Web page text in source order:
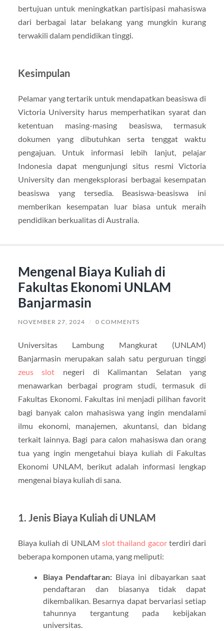
bertujuan untuk meningkatkan partisipasi mahasiswa
dari berbagai latar belakang yang mungkin kurang
terwakili dalam pendidikan tinggi.
Kesimpulan
Pelamar yang tertarik untuk mendapatkan beasiswa di
Victoria University harus memperhatikan syarat dan
ketentuan masing-masing beasiswa, termasuk
dokumen yang dibutuhkan serta tenggat waktu
pengajuan. Untuk informasi lebih lanjut, pelajar
Indonesia dapat mengunjungi situs resmi Victoria
University dan mengeksplorasi berbagai kesempatan
beasiswa yang tersedia. Beasiswa-beasiswa ini
memberikan kesempatan luar biasa untuk meraih
pendidikan berkualitas di Australia.
Mengenal Biaya Kuliah di
Fakultas Ekonomi UNLAM
Banjarmasin
NOVEMBER 27, 2024 / 0 COMMENTS
Universitas Lambung Mangkurat (UNLAM)
Banjarmasin merupakan salah satu perguruan tinggi
zeus slot negeri di Kalimantan Selatan yang
menawarkan berbagai program studi, termasuk di
Fakultas Ekonomi. Fakultas ini menjadi pilihan favorit
bagi banyak calon mahasiswa yang ingin mendalami
ilmu ekonomi, manajemen, akuntansi, dan bidang
terkait lainnya. Bagi para calon mahasiswa dan orang
tua yang ingin mengetahui biaya kuliah di Fakultas
Ekonomi UNLAM, berikut adalah informasi lengkap
mengenai biaya kuliah di sana.
1. Jenis Biaya Kuliah di UNLAM
Biaya kuliah di UNLAM slot thailand gacorterdiri dari
beberapa komponen utama, yang meliputi:
Biaya Pendaftaran: Biaya ini dibayarkan saat
pendaftaran dan biasanya tidak dapat
dikembalikan. Besarnya dapat bervariasi setiap
tahunnya tergantung pada kebijakan
universitas.